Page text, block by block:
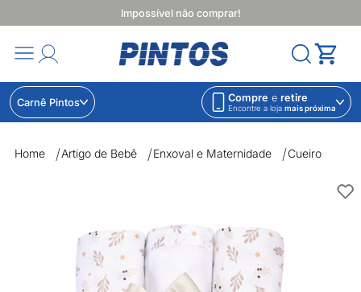
Impossível não comprar!
Carnê Pintos Compre e retire
Encontre a loja mais próxima
Home Artigo de Bebê Enxoval e Maternidade Cueiro